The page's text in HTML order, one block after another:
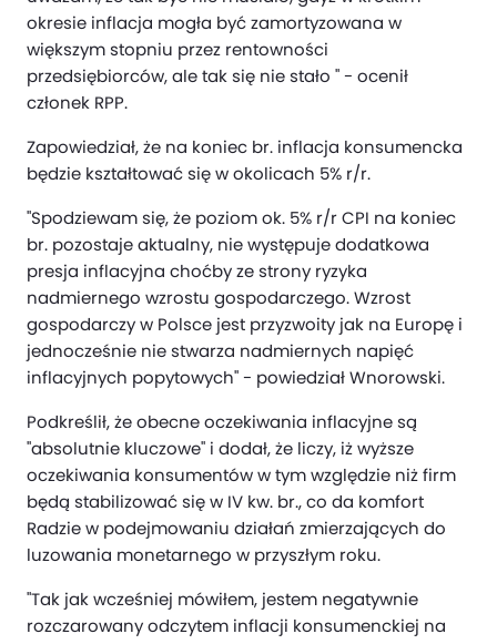
okresie inflacja mogła być zamortyzowana w
większym stopniu przez rentowności
przedsiębiorców, ale tak się nie stało " - ocenił
członek RPP.
Zapowiedział, że na koniec br. inflacja konsumencka
będzie kształtować się w okolicach 5% r/r.
"Spodziewam się, że poziom ok. 5% r/r CPI na koniec
br. pozostaje aktualny, nie występuje dodatkowa
presja inflacyjna choćby ze strony ryzyka
nadmiernego wzrostu gospodarczego. Wzrost
gospodarczy w Polsce jest przyzwoity jak na Europę i
jednocześnie nie stwarza nadmiernych napięć
inflacyjnych popytowych" - powiedział Wnorowski.
Podkreślił, że obecne oczekiwania inflacyjne są
"absolutnie kluczowe" i dodał, że liczy, iż wyższe
oczekiwania konsumentów w tym względzie niż firm
będą stabilizować się w IV kw. br., co da komfort
Radzie w podejmowaniu działań zmierzających do
luzowania monetarnego w przyszłym roku.
"Tak jak wcześniej mówiłem, jestem negatywnie
rozczarowany odczytem inflacji konsumenckiej na